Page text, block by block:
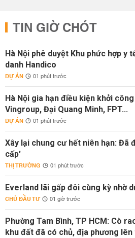
TIN GIỜ CHÓT
Hà Nội phê duyệt Khu phức hợp y
danh Handico
DỰ ÁN 01 phút trước
Hà Nội gia hạn điều kiện khởi
Vingroup, Đại Quang Minh, FPT...
DỰ ÁN 01 phút trước
Xây lại chung cư hết niên hạn: Đã
cấp'
THỊ TRƯỜNG 01 phút trước
Everland lãi gấp đôi cùng kỳ nhờ
CHỦ ĐẦU TƯ 01 giờ trước
Phường Tam Bình, TP HCM: Cò
khu đất đã có chủ, địa phương